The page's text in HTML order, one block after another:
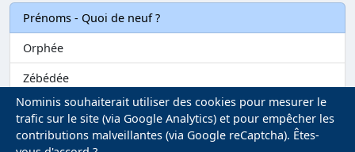
Prénoms - Quoi de neuf ?
Orphée
Zébédée
Melvil
Matilin
Nominis souhaiterait utiliser des cookies pour mesurer le
trafic sur le site (via Google Analytics) et pour empêcher les
contributions malveillantes (via Google reCaptcha). Êtes-